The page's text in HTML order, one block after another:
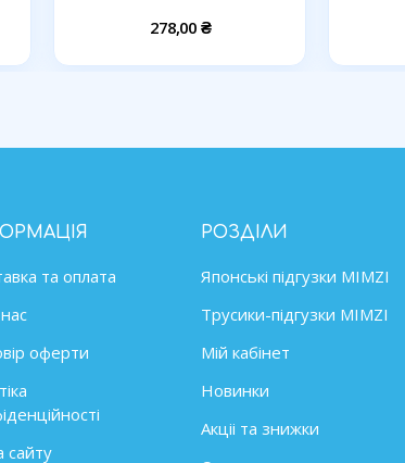
278,00 ₴
та оплата
оферти
сайту
РОЗДІЛИ
Японські підгузки MIMZІ
Трусики-підгузки MIMZI
Мій кабінет
Новинки
Акціі та знижки